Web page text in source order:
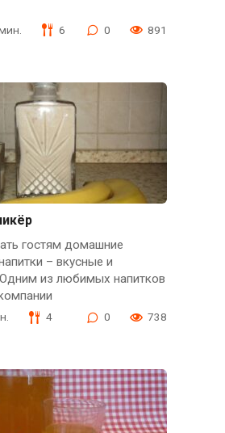
6 0 891
гостям домашние
– вкусные и
из любимых напитков
4 0 738